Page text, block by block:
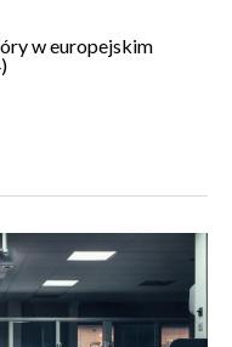
w europejskim